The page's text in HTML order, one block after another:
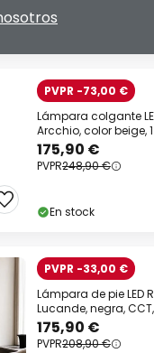
PVPR -73,00 €
Lámpara colgante
Arcchio, color beige,
175,90 €
PVPR248,90 €
En stock
PVPR -33,00 €
Lámpara de pie LED
Lucande, negra,
175,90 €
PVPR208,90 €